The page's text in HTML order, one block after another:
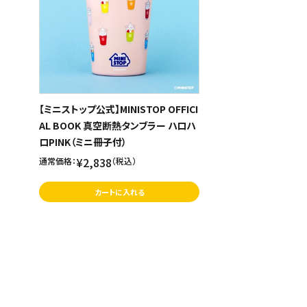
【ミニストップ公式】MINISTOP OFFICI
AL BOOK 真空断熱タンブラー ハロハ
ロPINK（ミニ冊子付）
通常価格：¥2,838（税込）
カートに入れる